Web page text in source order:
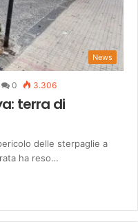
News
0 3.306
terra di
delle sterpaglie a
ha reso…